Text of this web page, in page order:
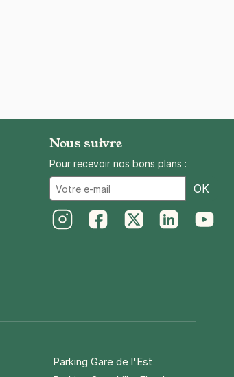
Nous suivre
Pour recevoir nos bons plans :
OK
Parking Gare de l'Est